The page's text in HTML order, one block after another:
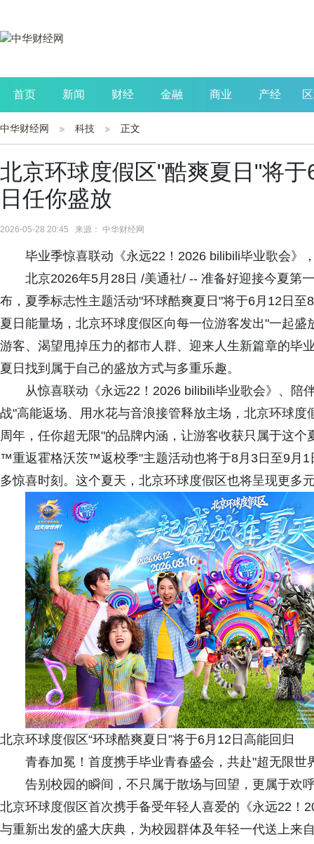
首页 新闻 财经 金融 商业 产经
公司 生活 读书
中华财经网 科技 正文
北京环球度假区"酷爽夏日"将
日任你盛放
2026-05-28 20:45 来源： 中华财经网
毕业季惊喜联动《永远22！2026 bilibili毕业歌会》
北京2026年5月28日 /美通社/ -- 准备好迎接今夏第
布，夏季标志性主题活动"环球酷爽夏日"将于6月12日
夏日能量场，北京环球度假区向每一位游客发出"一起
游客、渴望甩掉压力的都市人群、迎来人生新篇章的毕
夏日找到属于自己的盛放方式与多重乐趣。
从惊喜联动《永远22！2026 bilibili毕业歌会》、陪
战"高能返场、用水花与音浪接管释放主场，北京环球
周年，任你超无限"的品牌内涵，让游客收获只属于这
™重返霍格沃茨™返校季"主题活动也将于8月3日至9月1
多惊喜时刻。这个夏天，北京环球度假区也将呈现更多
北京环球度假区“环球酷爽夏日”将于6月12日高能回归
青春加冕！首度携手毕业青春盛会，共赴"超无限世
告别校园的瞬间，不只属于散场与回望，更属于欢
北京环球度假区首次携手备受年轻人喜爱的《永远22！
与重新出发的盛大庆典，为校园群体及年轻一代送上来